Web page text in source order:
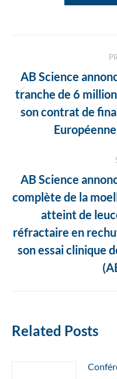
des
articles
AB Science
tranche de 6
son contrat de
AB Science
complète de la
atteint de
réfractaire en
son essai clinique
Related Posts